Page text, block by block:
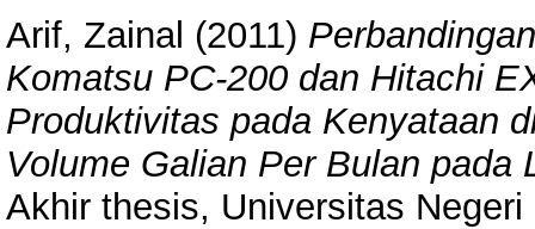
Arif, Zainal (2011)
Komatsu PC-200 dan Hitachi
Produktivitas pada Kenyataan
Volume Galian Per Bulan pada
Akhir thesis, Universitas Negeri